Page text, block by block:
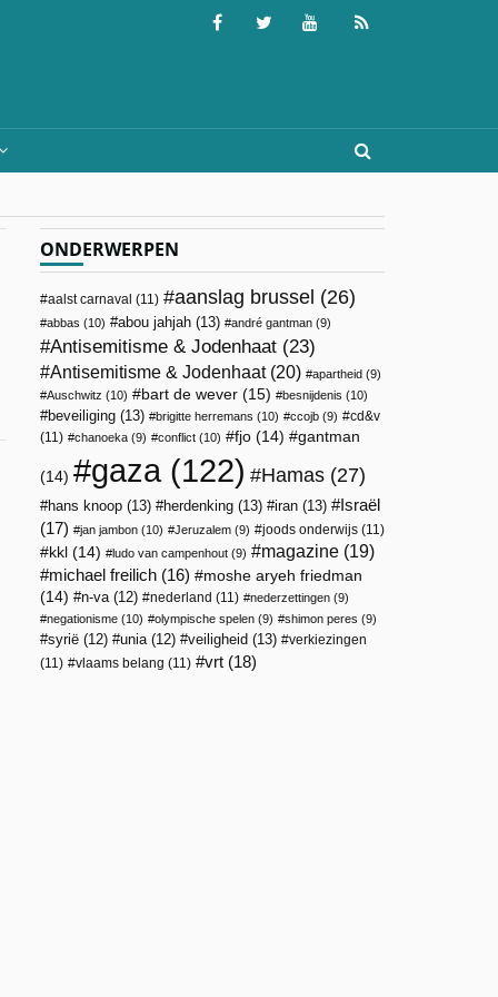
ONDERWERPEN
aalst carnaval (11) aanslag brussel (26)
abbas (10) abou jahjah (13) andré gantman (9)
Antisemitisme & Jodenhaat (23)
Antisemitisme & Jodenhaat(20) apartheid (9)
Auschwitz (10) bart de wever (15) besnijdenis (10)
beveiliging (13) brigitte herremans (10) ccojb (9)
cd&v
(11)
chanoeka (9) conflict (10) fjo (14) gantman
(14) gaza(122) Hamas (27)
hans knoop (13) herdenking (13) iran (13)
Israël
(17)
jan jambon (10) Jeruzalem (9) joods onderwijs (11)
kkl (14) ludo van campenhout (9) magazine (19)
michael freilich (16)
moshe aryeh friedman
(14)
n-va(12) nederland (11) nederzettingen (9)
negationisme (10) olympische spelen (9) shimon peres (9)
syrië (12) unia(12) veiligheid (13)
verkiezingen
(11)
vlaams belang (11) vrt (18)